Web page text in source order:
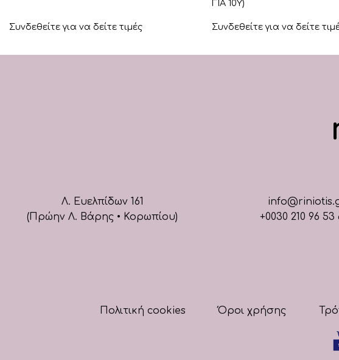
Συνδεθείτε για να δείτε τιμές
ΓΙΑ 10Υ)
Συνδεθείτε για να δείτε
Λ. Ευελπίδων 161
(Πρώην Λ. Βάρης • Κορωπίου)
+0030 210 96 53
Πολιτική cookies Όροι χρήσης